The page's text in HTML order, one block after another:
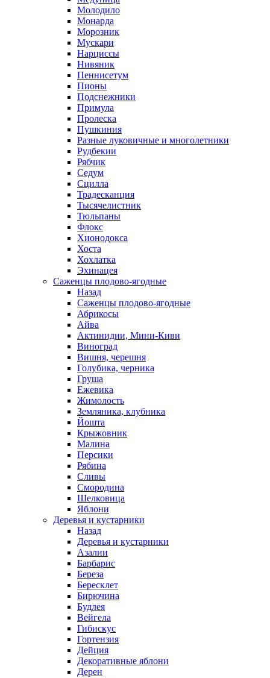
Молодило
Монарда
Морозник
Мускари
Нарциссы
Нивяник
Пеннисетум
Пионы
Подснежники
Примула
Пролеска
Пушкиния
Разные луковичные и многолетники
Рудбекии
Рябчик
Седум
Сцилла
Традесканция
Тысячелистник
Тюльпаны
Флокс
Хионодокса
Хоста
Хохлатка
Эхинацея
Саженцы плодово-ягодные
Назад
Саженцы плодово-ягодные
Абрикосы
Айва
Актинидии, Мини-Киви
Виноград
Вишня, черешня
Голубика, черника
Груша
Ежевика
Жимолость
Земляника, клубника
Йошта
Крыжовник
Малина
Персики
Рябина
Сливы
Смородина
Шелковица
Яблони
Деревья и кустарники
Назад
Деревья и кустарники
Азалии
Барбарис
Береза
Бересклет
Бирючина
Будлея
Вейгела
Гибискус
Гортензия
Дейция
Декоративные яблони
Дерен